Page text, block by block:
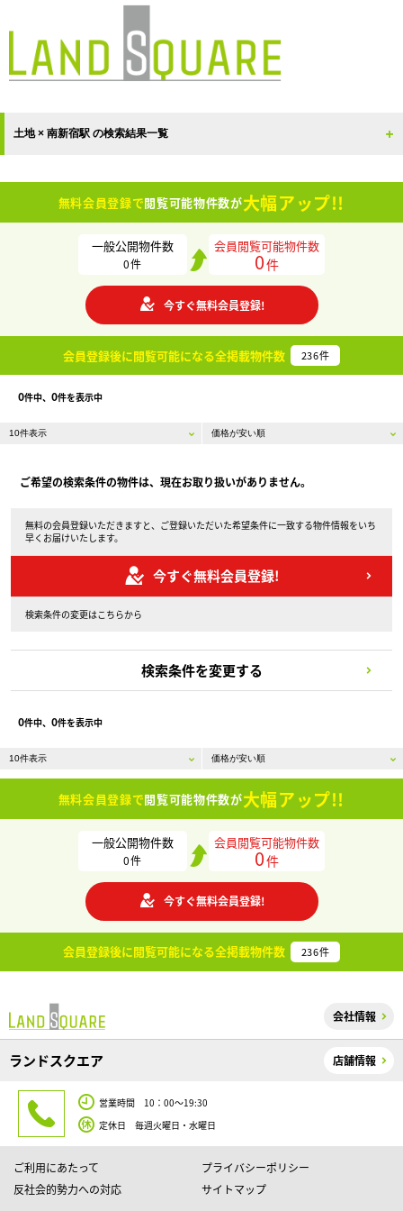
土地 × 南新宿駅 の検索結果一覧
無料会員登録で閲覧可能物件数が大幅アップ!!
一般公開物件数
0件
会員閲覧可能物件数
0件
今すぐ無料会員登録!
会員登録後に閲覧可能になる全掲載物件数 236件
0件中、 0件を表示中
ご希望の検索条件の物件は、現在お取り扱いがありません。
無料の会員登録いただきますと、ご登録いただいた希望条件に一致する物件情報をいち
早くお届けいたします。
今すぐ無料会員登録!
検索条件の変更はこちらから
検索条件を変更する
0件中、 0件を表示中
無料会員登録で閲覧可能物件数が大幅アップ!!
一般公開物件数
0件
会員閲覧可能物件数
0件
今すぐ無料会員登録!
会員登録後に閲覧可能になる全掲載物件数 236件
会社情報
ランドスクエア 店舗情報
営業時間 10：00～19:30
定休日 毎週火曜日・水曜日
ご利用にあたって
プライバシーポリシー
反社会的勢力への対応
サイトマップ